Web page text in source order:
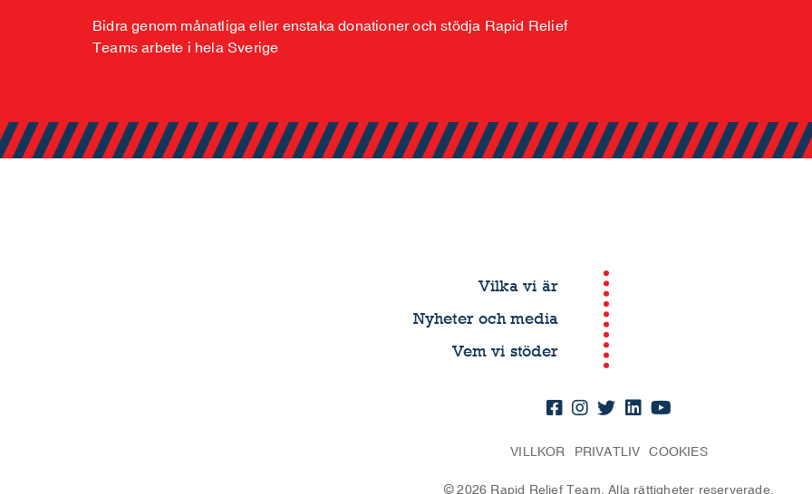
Bidra genom månatliga eller enstaka donationer och stödja Rapid Relief
Teams arbete i hela Sverige
Vilka vi är
Nyheter och media
Vem vi stöder
VILLKOR PRIVATLIV COOKIES
© 2026 Rapid Relief Team. Alla rättigheter reserverade.